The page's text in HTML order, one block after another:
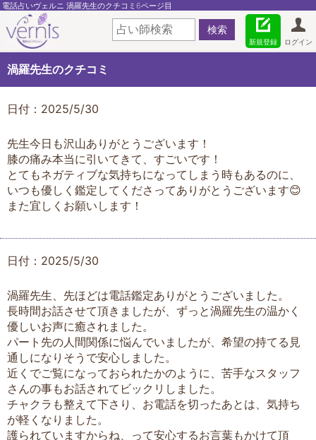
電話占いヴェルニ 渦羅先生のクチコミ6ページ目
ログイン
新規登録
渦羅先生のクチコミ
日付：2025/5/30
先生今日も沢山ありがとうございます！
膝の痛み本当に引いてきて、すごいです！
とてもネガティブな気持ちになってしまう時もあるのに、
いつも優しく鑑定してくださってありがとうございます😊
また宜しくお願いします！
日付：2025/5/30
渦羅先生、先ほどは電話鑑定ありがとうございました。
長時間お話させて頂きましたが、ずっと渦羅先生の温かく
優しいお声に癒されました。
パート先の人間関係に悩んでいましたが、希望の持てる見
通しになりそうで安心しました。
近くでご覧になっておられたかのように、苦手なスタッフ
さんの事もお話されてビックリしました。
チャクラも整えて下さり、お電話を切ったあとは、気持ち
が軽くなりました。
護られていますからね、って安心するお言葉もかけて頂